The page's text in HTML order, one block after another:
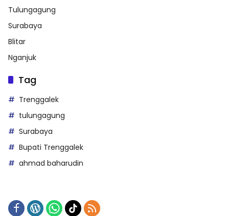
Tulungagung
Surabaya
Blitar
Nganjuk
Tag
Trenggalek
tulungagung
Surabaya
Bupati Trenggalek
ahmad baharudin